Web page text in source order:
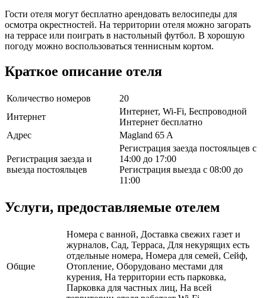
Гости отеля могут бесплатно арендовать велосипеды для
осмотра окрестностей. На территории отеля можно загорать
на террасе или поиграть в настольный футбол. В хорошую
погоду можно воспользоваться теннисным кортом.
Краткое описание отеля
Количество номеров
20
Интернет
Интернет, Wi-Fi, Беспроводной
Интернет бесплатно
Адрес
Magland 65 A
Регистрация заезда и
выезда постояльцев
Регистрация заезда постояльцев с
14:00 до 17:00
Регистрация выезда с 08:00 до
11:00
Услуги, предоставляемые отелем
Общие
Номера с ванной, Доставка свежих газет и
журналов, Сад, Терраса, Для некурящих есть
отдельные номера, Номера для семей, Сейф,
Отопление, Оборудовано местами для
курения, На территории есть парковка,
Парковка для частных лиц, На всей